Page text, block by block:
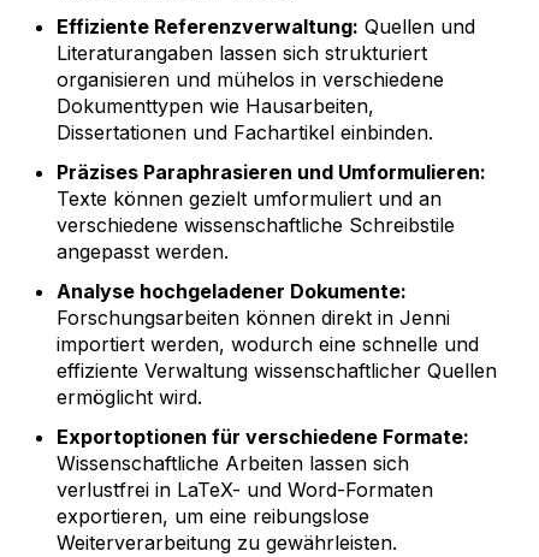
Effiziente Referenzverwaltung: Quellen und
Literaturangaben lassen sich strukturiert
organisieren und mühelos in verschiedene
Dokumenttypen wie Hausarbeiten,
Dissertationen und Fachartikel einbinden.
Präzises Paraphrasieren und Umformulieren:
Texte können gezielt umformuliert und an
verschiedene wissenschaftliche Schreibstile
angepasst werden.
Analyse hochgeladener Dokumente:
Forschungsarbeiten können direkt in Jenni
importiert werden, wodurch eine schnelle und
effiziente Verwaltung wissenschaftlicher Quellen
ermöglicht wird.
Exportoptionen für verschiedene Formate:
Wissenschaftliche Arbeiten lassen sich
verlustfrei in LaTeX- und Word-Formaten
exportieren, um eine reibungslose
Weiterverarbeitung zu gewährleisten.